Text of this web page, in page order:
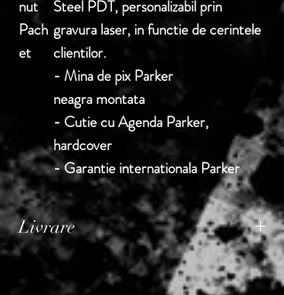
nut
Pach
et
Steel PDT, personalizabil prin
gravura laser, in functie de cerintele
clientilor.
- Mina de pix Parker
neagra montata
- Cutie cu Agenda Parker,
hardcover
- Garantie internationala Parker
Livrare
Termen de livrare: 1 - 2 zile lucratoare, din
momentul confirmarii comenzii de catre